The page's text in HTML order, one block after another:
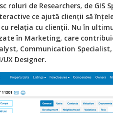
roluri de Researchers, de GIS
ce ajută clienții să
cu relația cu clienții. Nu în
în Marketing, care
Communication Specialist,
UX Designer.